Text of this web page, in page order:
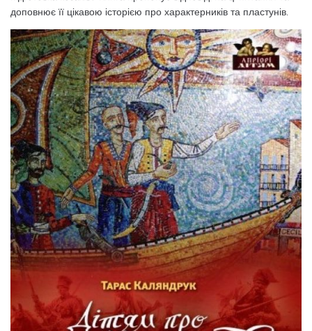
доповнює її цікавою історією про характерників та пластунів.